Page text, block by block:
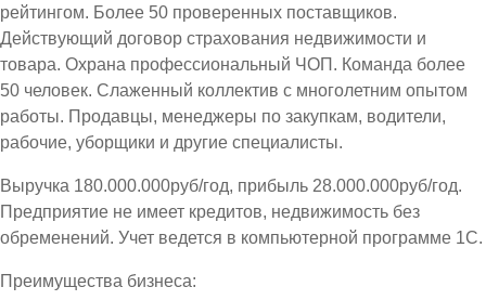
рейтингом. Более 50 проверенных поставщиков.
Действующий договор страхования недвижимости и
товара. Охрана профессиональный ЧОП. Команда более
50 человек. Слаженный коллектив с многолетним опытом
работы. Продавцы, менеджеры по закупкам, водители,
рабочие, уборщики и другие специалисты.
Выручка 180.000.000руб/год, прибыль 28.000.000руб/год.
Предприятие не имеет кредитов, недвижимость без
обременений. Учет ведется в компьютерной программе 1С.
Преимущества бизнеса: